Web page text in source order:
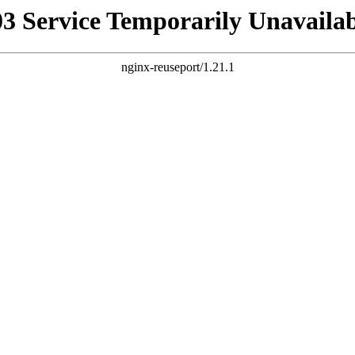
Service Temporarily
nginx-reuseport/1.21.1